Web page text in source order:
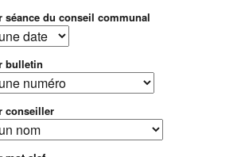
séance du conseil communal
bulletin
conseiller